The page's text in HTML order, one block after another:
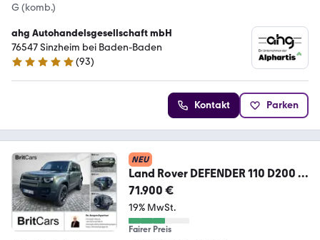
G (komb.)
ahg Autohandelsgesellschaft mbH
76547 Sinzheim bei Baden-Baden
4.8 Sterne
(93)
Kontakt Parken
NEU
Land Rover DEFENDER 110 D200 S
3.0 AHK 360 ACC Winter
71.900 €
19% MwSt.
Fairer Preis